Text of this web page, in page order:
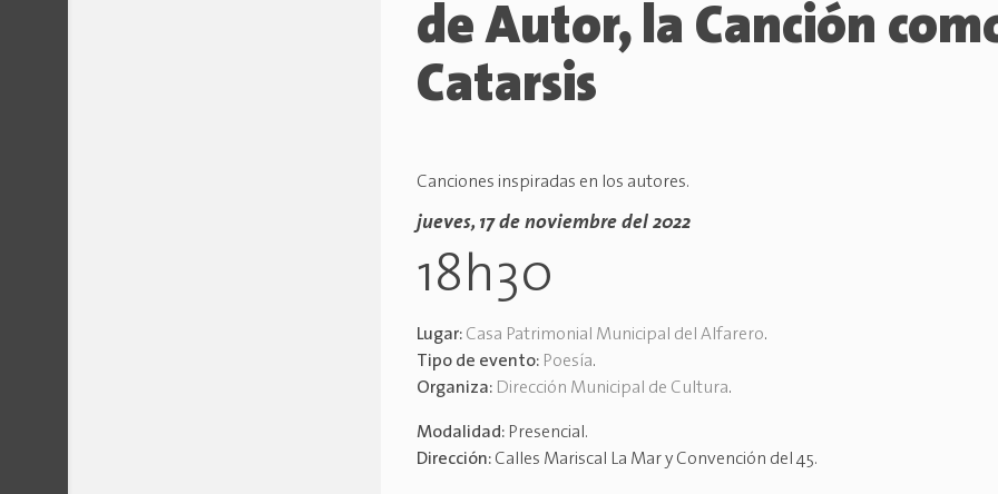
de Autor, la Canción
Catarsis
Canciones inspiradas en los autores.
jueves, 17 de noviembre del 2022
18h30
Lugar: Casa Patrimonial Municipal del Alfarero.
Tipo de evento: Poesía.
Organiza: Dirección Municipal de Cultura.
Modalidad: Presencial.
Dirección: Calles Mariscal La Mar y Convención del 45.